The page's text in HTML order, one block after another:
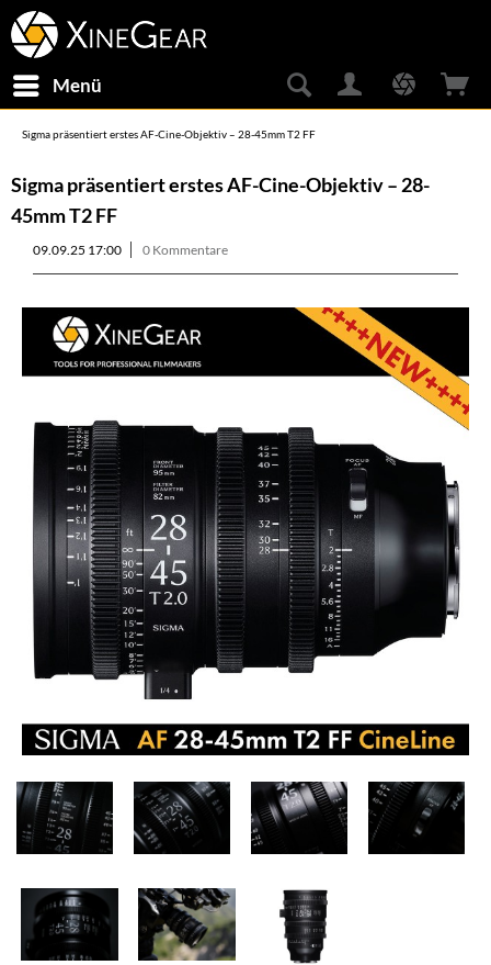
Menü
Sigma präsentiert erstes AF-Cine-Objektiv – 28-45mm T2 FF
Sigma präsentiert erstes AF-Cine-Objektiv – 28-
45mm T2 FF
09.09.25 17:00 0 Kommentare